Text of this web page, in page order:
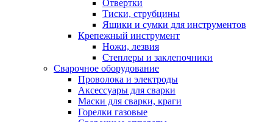
Отвертки
Тиски, струбцины
Ящики и сумки для инструментов
Крепежный инструмент
Ножи, лезвия
Степлеры и заклепочники
Сварочное оборудование
Проволока и электроды
Аксессуары для сварки
Маски для сварки, краги
Горелки газовые